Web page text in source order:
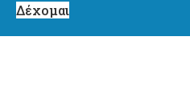
Cookie Policy
Δέχομαι